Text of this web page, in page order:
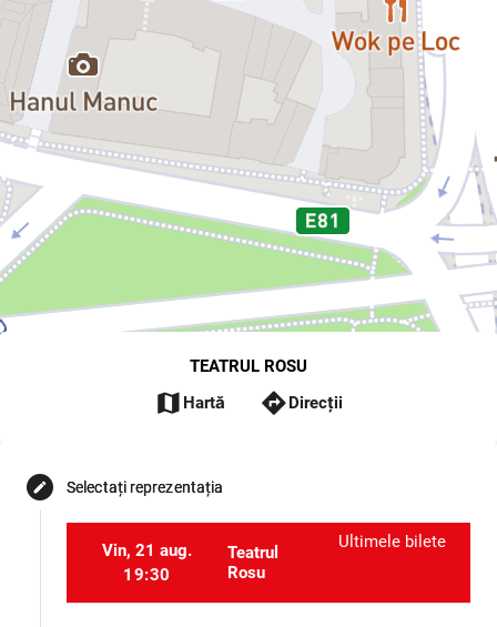
TEATRUL ROSU
map Hartă directions Direcții
edit Selectați reprezentația
Vin, 21 aug.
19:30
Teatrul
Rosu
Ultimele bilete